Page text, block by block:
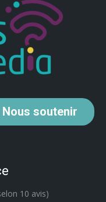
Noussoutenir
10 avis)